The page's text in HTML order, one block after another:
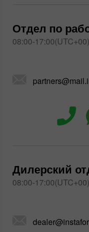
Отдел по
08:00-17:00(UTC+00)
Дилерский
08:00-17:00(UTC+00)